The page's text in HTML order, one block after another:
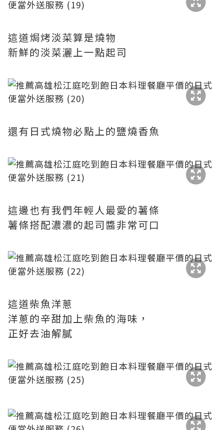
這道焗烤淡菜算是燒物
新鮮的淡菜灑上一點起司
還有日式燒物必點上的鹽燒香魚
這邊也有我們年輕人最愛的薯條
薯條搭配濃濃的起司醬非常可口
這道柴魚洋蔥
洋蔥的辛甜加上柴魚的海味，
正好去油解膩